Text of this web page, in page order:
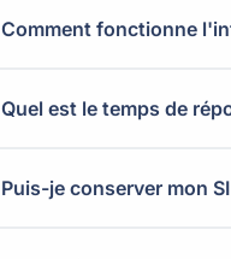
Comment fonctionne
Quel est le temps de
Puis-je conserver mon